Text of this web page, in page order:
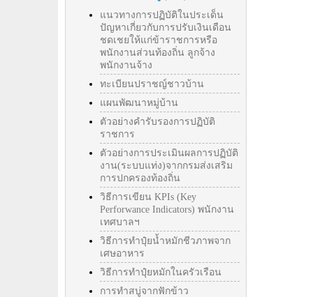
แนวทางการปฏิบัติในประเด็น
ปัญหาเกี่ยวกับการปรับเงินเดือน
ชดเชยให้แก่ข้าราชการหรือ
พนักงานส่วนท้องถิ่น ลูกจ้าง
พนักงานจ้าง
ทะเบียนปราชญ์ชาวบ้าน
แผนพัฒนาหมู่บ้าน
ตัวอย่างคำรับรองการปฏิบัติ
ราชการ
ตัวอย่างการประเมินผลการปฏิบัติ
งาน(ระบบแท่ง)จากกรมส่งเสริม
การปกครองท้องถิ่น
วิธีการเขียน KPIs (Key
Perforwance Indicators) พนักงาน
เทศบาลฯ
วิธีการทำปุ๋ยน้ำหมักชีวภาพจาก
เศษอาหาร
วิธีการทำปุ๋ยหมักในครัวเรือน
การทำสบู่จากฟักข้าว